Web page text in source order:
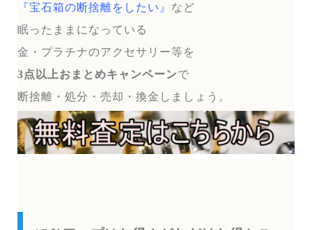
『宝石箱の断捨離をしたい』 など
眠ったままになっている
金・プラチナのアクセサリー等を
3点以上おまとめキャンペーンで
断捨離・処分・売却・換金しましょう。